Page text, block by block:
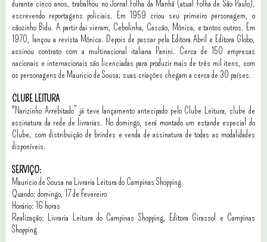
durante cinco anos, trabalhou no Jornal Folha da Manhã (atual Folha de São Paulo),
escrevendo reportagens policiais. Em 1959 criou seu primeiro personagem, o
cãozinho Bidu. A partir daí vieram, Cebolinha, Cascão, Mônica, e tantos outros. Em
1970, lançou a revista Mônica. Depois de passar pela Editora Abril e Editora Globo,
assinou contrato com a multinacional italiana Panini. Cerca de 150 empresas
nacionais e internacionais são licenciadas para produzir mais de três mil itens, com
os personagens de Mauricio de Sousa; suas criações chegam a cerca de 30 países.
CLUBE LEITURA
"Narizinho Arrebitado” já teve lançamento antecipado pelo Clube Leitura, clube de
assinatura da rede de livrarias. No domingo, será montado um estande especial do
Clube, com distribuição de brindes e venda de assinatura de todas as modalidades
disponíveis.
SERVIÇO:
Mauricio de Sousa na Livraria Leitura do Campinas Shopping
Quando: domingo, 17 de fevereiro
Horário: 16 horas
Realização: Livraria Leitura do Campinas Shopping, Editora Girassol e Campinas
Shopping